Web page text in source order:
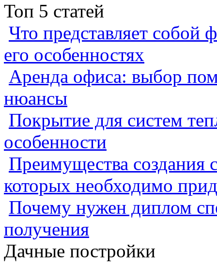
Топ 5 статей
Что представляет собой
его особенностях
Аренда офиса: выбор
нюансы
Покрытие для систем
особенности
Преимущества создания
которых необходимо
Почему нужен диплом
получения
Дачные постройки